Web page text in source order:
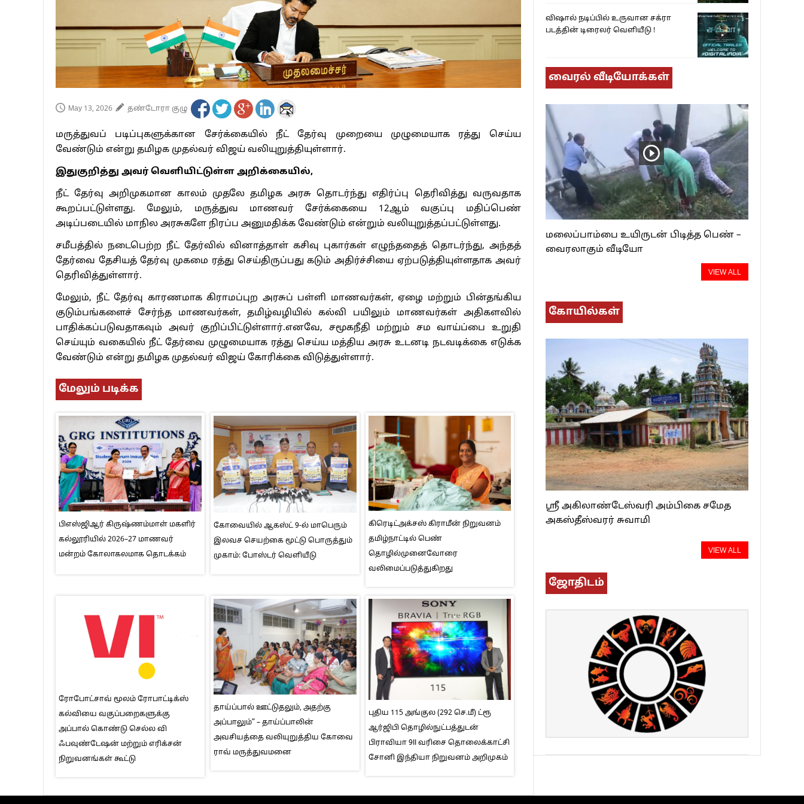
பாகிஸ்தானின் அணு ஆயுத மிரட்டலுக்கு அஞ்சமாட்டோம் – இந்தியா
மத்திய ஆசிரியர் தகுதித் தேர்வு: பட்டதாரிகள் அக்.16 வரை விண்ணப்பிக்கலாம்
தமிழக சட்டப்பேரவையில் காலியிடங்கள் 6 ஆக உயர்வு
May 13, 2026 தண்டோரா குழு
மருத்துவப் படிப்புகளுக்கான சேர்க்கையில் நீட் தேர்வு முறையை முழுமையாக ரத்து செய்ய
வேண்டும் என்று தமிழக முதல்வர் விஜய் வலியுறுத்தியுள்ளார்.
இதுகுறித்து அவர் வெளியிட்டுள்ள அறிக்கையில்,
நீட் தேர்வு அறிமுகமான காலம் முதலே தமிழக அரசு தொடர்ந்து எதிர்ப்பு தெரிவித்து வருவதாக
கூறப்பட்டுள்ளது. மேலும், மருத்துவ மாணவர் சேர்க்கையை 12ஆம் வகுப்பு மதிப்பெண்
அடிப்படையில் மாநில அரசுகளே நிரப்ப அனுமதிக்க வேண்டும் என்றும் வலியுறுத்தப்பட்டுள்ளது.
சமீபத்தில் நடைபெற்ற நீட் தேர்வில் வினாத்தாள் கசிவு புகார்கள் எழுந்ததைத் தொடர்ந்து, அந்தத்
தேர்வை தேசியத் தேர்வு முகமை ரத்து செய்திருப்பது கடும் அதிர்ச்சியை ஏற்படுத்தியுள்ளதாக அவர்
தெரிவித்துள்ளார்.
மேலும், நீட் தேர்வு காரணமாக கிராமப்புற அரசுப் பள்ளி மாணவர்கள், ஏழை மற்றும் பின்தங்கிய
குடும்பங்களைச் சேர்ந்த மாணவர்கள், தமிழ்வழியில் கல்வி பயிலும் மாணவர்கள் அதிகளவில்
பாதிக்கப்படுவதாகவும் அவர் குறிப்பிட்டுள்ளார்.எனவே, சமூகநீதி மற்றும் சம வாய்ப்பை உறுதி
செய்யும் வகையில் நீட் தேர்வை முழுமையாக ரத்து செய்ய மத்திய அரசு உடனடி நடவடிக்கை எடுக்க
வேண்டும் என்று தமிழக முதல்வர் விஜய் கோரிக்கை விடுத்துள்ளார்.
மேலும் படிக்க
பிஎஸ்ஜிஆர் கிருஷ்ணம்மாள் மகளிர்
கல்லூரியில் 2026–27 மாணவர்
மன்றம் கோலாகலமாக தொடக்கம்
கோவையில் ஆகஸ்ட் 9-ல் மாபெரும்
இலவச செயற்கை மூட்டு பொருத்தும்
முகாம்: போஸ்டர் வெளியீடு
கிரெடிட்அக்சஸ் கிராமீன் நிறுவனம்
தமிழ்நாட்டில் பெண்
தொழில்முனைவோரை
வலிமைப்படுத்துகிறது
ரோபோட்சாவ் மூலம் ரோபாட்டிக்ஸ்
கல்வியை வகுப்பறைகளுக்கு
அப்பால் கொண்டு செல்ல வி
ஃபவுண்டேஷன் மற்றும் எரிக்சன்
நிறுவனங்கள் கூட்டு
தாய்ப்பால் ஊட்டுதலும், அதற்கு
அப்பாலும்” – தாய்ப்பாலின்
அவசியத்தை வலியுறுத்திய கோவை
ராவ் மருத்துவமனை
புதிய 115 அங்குல (292 செ.மீ) ட்ரூ
ஆர்ஜிபி தொழில்நுட்பத்துடன்
பிராவியா 9II வரிசை தொலைக்காட்சி
சோனி இந்தியா நிறுவனம் அறிமுகம்
விஷால் நடிப்பில் உருவான சக்ரா
படத்தின் டிரைலர் வெளியீடு !
வைரல் வீடியோக்கள்
மலைப்பாம்பை உயிருடன் பிடித்த பெண் –
வைரலாகும் வீடியோ
VIEW ALL
கோயில்கள்
ஸ்ரீ அகிலாண்டேஸ்வரி அம்பிகை சமேத
அகஸ்தீஸ்வரர் சுவாமி
VIEW ALL
ஜோதிடம்